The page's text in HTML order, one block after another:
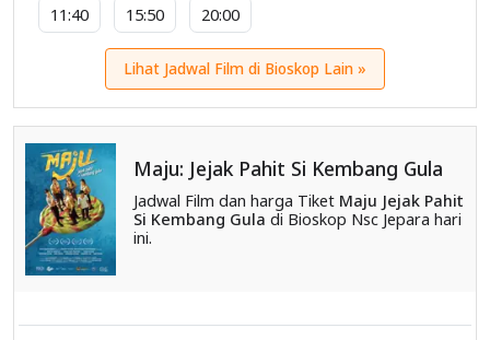
11:40 15:50 20:00
Lihat Jadwal Film di Bioskop Lain »
Maju: Jejak Pahit Si Kembang Gula
Jadwal Film dan harga Tiket Maju Jejak Pahit
Si Kembang Gula di Bioskop Nsc Jepara hari
ini.